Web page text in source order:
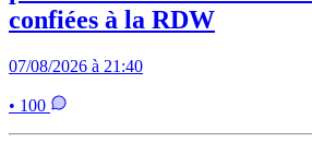
confiées à la RDW
07/08/2026 à 21:40
• 100